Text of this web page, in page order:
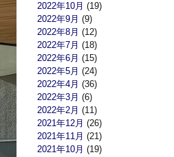
2022年10月 (19)
2022年9月 (9)
2022年8月 (12)
2022年7月 (18)
2022年6月 (15)
2022年5月 (24)
2022年4月 (36)
2022年3月 (6)
2022年2月 (11)
2021年12月 (26)
2021年11月 (21)
2021年10月 (19)